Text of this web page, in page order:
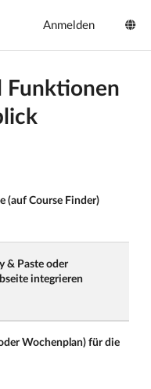
Anmelden
Funktionen
(auf Course Finder)
& Paste oder
integrieren
Wochenplan) für die